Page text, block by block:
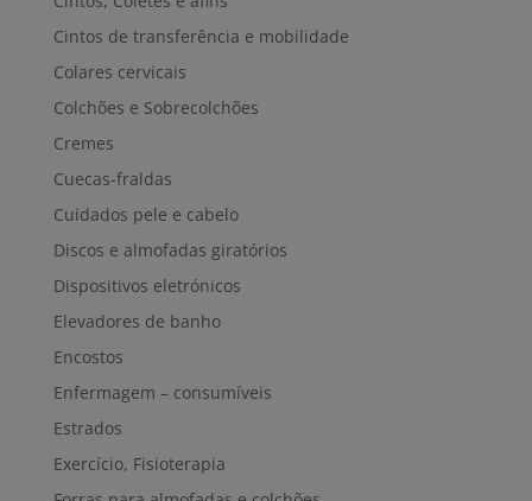
Cintos de transferência e mobilidade
Colares cervicais
Colchões e Sobrecolchões
Cremes
Cuecas-fraldas
Cuidados pele e cabelo
Discos e almofadas giratórios
Dispositivos eletrónicos
Elevadores de banho
Encostos
Enfermagem – consumíveis
Estrados
Exercício, Fisioterapia